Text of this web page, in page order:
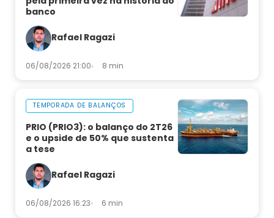
banco
Rafael Ragazi
06/08/2026 21:00 8 min
TEMPORADA DE BALANÇOS
PRIO (PRIO3): o balanço do 2T26
e o upside de 50% que sustenta
a tese
Rafael Ragazi
06/08/2026 16:23 6 min